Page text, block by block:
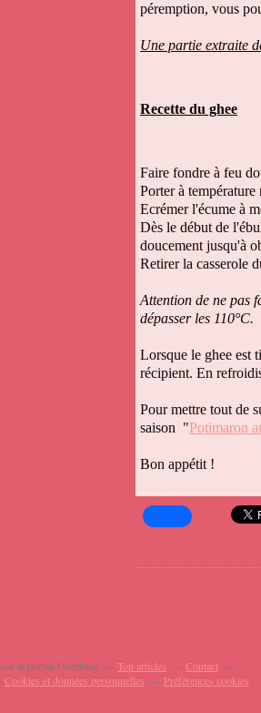
péremption, vous
Une partie extraite
Recette du ghee
Faire fondre à feu
Porter à
Ecrémer l'écume à
Dès le début de
doucement jusqu'à
Retirer la casserole
Attention de ne pas
dépasser les 110°C.
Lorsque le ghee est
récipient. En
Pour mettre tout de
saison "Potimaron
Bon appétit !
sur le portail Overblog Top articles
Contact
Cookies et données personnelles Préférences cookies